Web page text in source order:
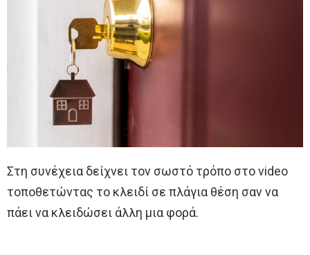
Στη συνέχεια δείχνει τον σωστό τρόπο στο video
τοποθετώντας το κλειδί σε πλάγια θέση σαν να
πάει να κλειδώσει άλλη μια φορά.